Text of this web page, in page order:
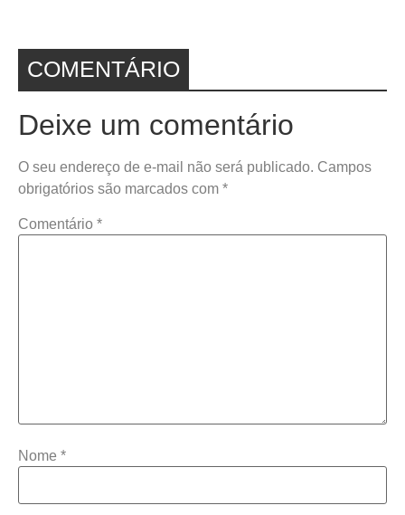
COMENTÁRIO
Deixe um comentário
O seu endereço de e-mail não será publicado. Campos
obrigatórios são marcados com *
Comentário *
Nome *